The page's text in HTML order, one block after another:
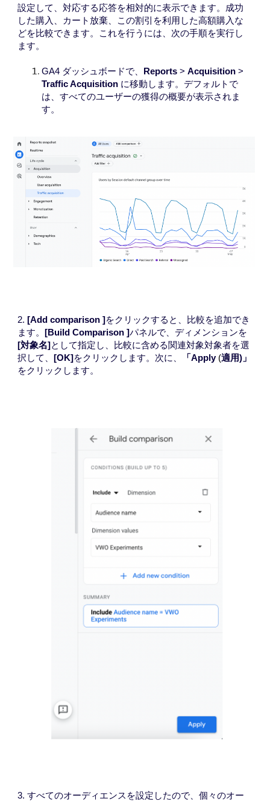
設定して、対応する応答を相対的に表示できます。成功
した購入、カート放棄、この割引を利用した高額購入な
どを比較できます。これを行うには、次の手順を実行し
ます。
GA4 ダッシュボードで、 Reports >Acquisition >
Traffic Acquisition に移動します。デフォルトで
は、すべてのユーザーの獲得の概要が表示されま
す。
2.[Add comparison ]をクリックすると、比較を追加でき
ます。[Build Comparison ]パネルで、ディメンションを
[対象名]として指定し、比較に含める関連対象対象者を選
択して、[OK]をクリックします。次に、 「Apply(適用)」
をクリックします。
3. すべてのオーディエンスを設定したので、個々のオー